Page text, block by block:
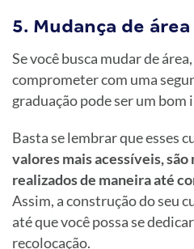
5. Mudança de área
Se você busca mudar de
comprometer com uma
graduação pode ser um bom
Basta se lembrar que esses
valores mais acessíveis,
realizados de maneira até
Assim, a construção do seu
até que você possa se
recolocação.